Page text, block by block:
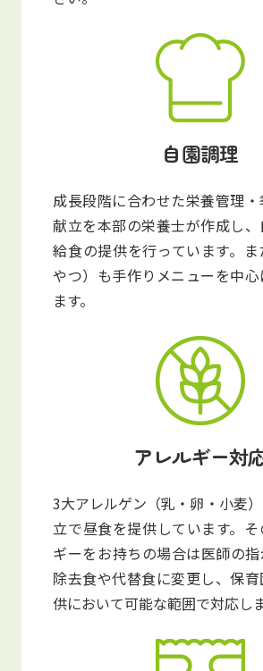
自園調理
成長段階に合わせた栄養管理
献立を本部の栄養士が作成し
給食の提供を行っています。
やつ）も手作りメニューを中
ます。
アレルギー対
3大アレルゲン（乳・卵・小麦
立で昼食を提供しています。
ギーをお持ちの場合は医師の指
除去食や代替食に変更し、保
供において可能な範囲で対応しま